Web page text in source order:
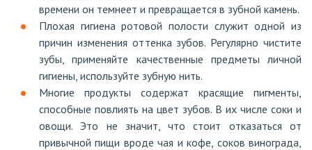
времени он темнеет и превращается в зубной камень.
Плохая гигиена ротовой полости служит одной из
причин изменения оттенка зубов. Регулярно чистите
зубы, применяйте качественные предметы личной
гигиены, используйте зубную нить.
Многие продукты содержат красящие пигменты,
способные повлиять на цвет зубов. В их числе соки и
овощи. Это не значит, что стоит отказаться от
привычной пищи вроде чая и кофе, соков винограда,